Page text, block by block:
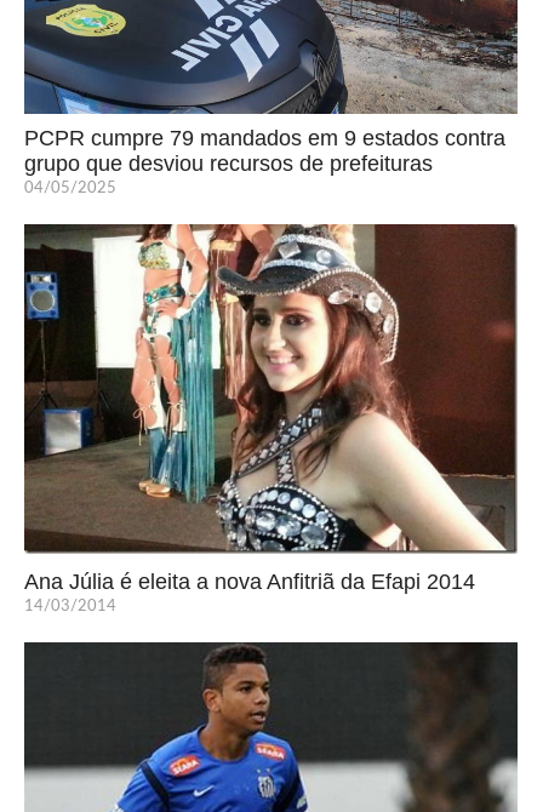
PCPR cumpre 79 mandados em 9 estados contra
grupo que desviou recursos de prefeituras
04/05/2025
Ana Júlia é eleita a nova Anfitriã da Efapi 2014
14/03/2014